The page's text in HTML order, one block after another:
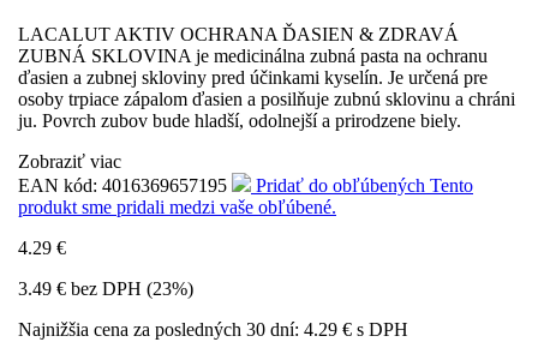
LACALUT AKTIV OCHRANA ĎASIEN & ZDRAVÁ
ZUBNÁ SKLOVINA je medicinálna zubná pasta na ochranu
ďasien a zubnej skloviny pred účinkami kyselín. Je určená pre
osoby trpiace zápalom ďasien a posilňuje zubnú sklovinu a chráni
ju. Povrch zubov bude hladší, odolnejší a prirodzene biely.
Zobraziť viac
EAN kód: 4016369657195 Pridať do obľúbených Tento
produkt sme pridali medzi vaše obľúbené.
4.29 €
3.49 € bez DPH (23%)
Najnižšia cena za posledných 30 dní: 4.29 € s DPH